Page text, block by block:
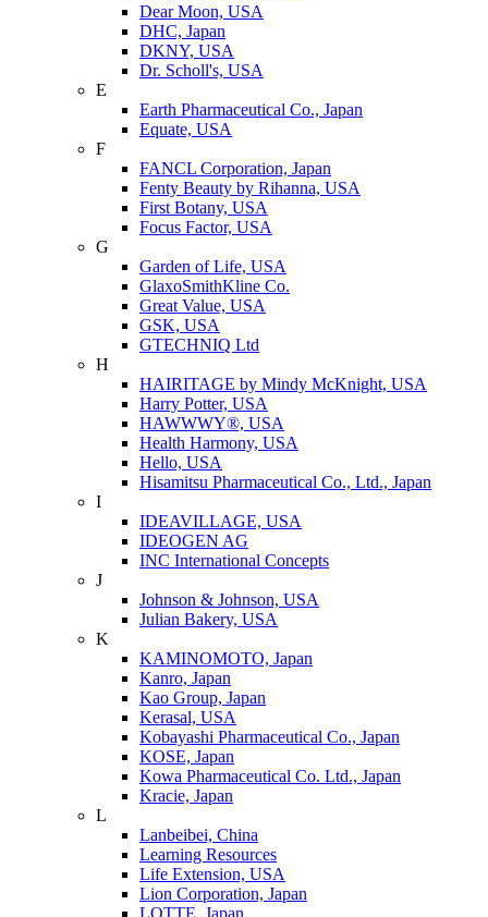
Dear Moon, USA
DHC, Japan
DKNY, USA
Dr. Scholl's, USA
E
Earth Pharmaceutical Co., Japan
Equate, USA
F
FANCL Corporation, Japan
Fenty Beauty by Rihanna, USA
First Botany, USA
Focus Factor, USA
G
Garden of Life, USA
GlaxoSmithKline Co.
Great Value, USA
GSK, USA
GTECHNIQ Ltd
H
HAIRITAGE by Mindy McKnight, USA
Harry Potter, USA
HAWWWY®, USA
Health Harmony, USA
Hello, USA
Hisamitsu Pharmaceutical Co., Ltd., Japan
I
IDEAVILLAGE, USA
IDEOGEN AG
INC International Concepts
J
Johnson & Johnson, USA
Julian Bakery, USA
K
KAMINOMOTO, Japan
Kanro, Japan
Kao Group, Japan
Kerasal, USA
Kobayashi Pharmaceutical Co., Japan
KOSE, Japan
Kowa Pharmaceutical Co. Ltd., Japan
Kracie, Japan
L
Lanbeibei, China
Learning Resources
Life Extension, USA
Lion Corporation, Japan
LOTTE, Japan